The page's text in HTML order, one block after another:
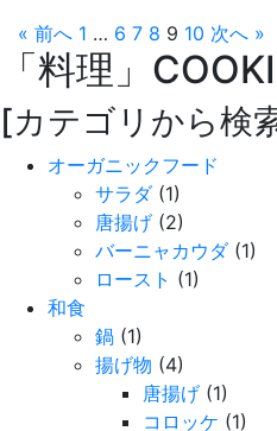
« 前へ 1 … 6 7 8 9 10 次へ »
「料理」
[カテゴリから検
オーガニックフード
サラダ(1)
唐揚げ (2)
バーニャカウダ(1)
ロースト (1)
和食
鍋 (1)
揚げ物 (4)
唐揚げ (1)
コロッケ (1)